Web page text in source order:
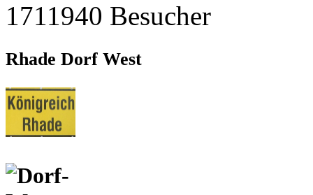
1711940 Besucher
Rhade Dorf West